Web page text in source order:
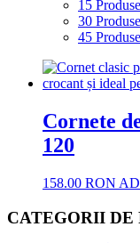
15
30
45
Cornete
120
158.00 RON
CATEGORII DE